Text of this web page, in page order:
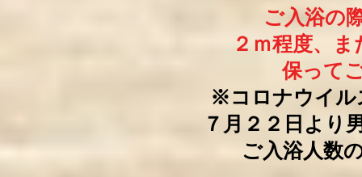
ご入浴の
２ｍ程度、
保って
※コロナウイル
７月２２日より
ご入浴人数